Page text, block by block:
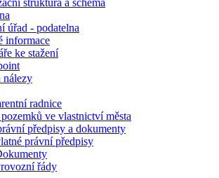
struktura a schéma
úřad - podatelna
informace
ke stažení
nálezy
radnice
ve vlastnictví města
předpisy a dokumenty
právní předpisy
řády